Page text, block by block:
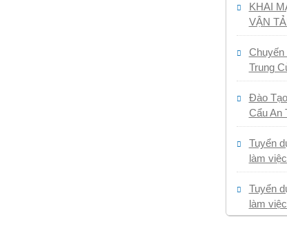
KHAI
VẬN
Trung
Đào
Cẩu An
Tuyển
làm
Tuyển
làm